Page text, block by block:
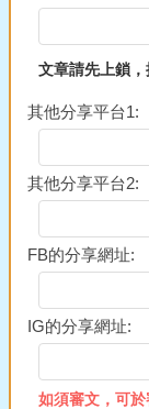
文章請先上鎖
其他分享平台1:
其他分享平台2:
FB的分享網址:
IG的分享網址:
如須審文，可